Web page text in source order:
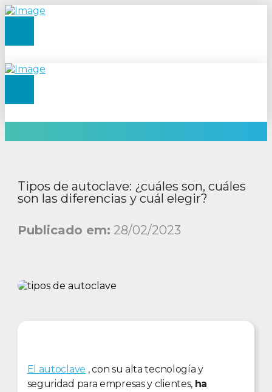
Tipos de autoclave: ¿cuáles son, cuáles
son las diferencias y cuál elegir?
Publicado em: 28/02/2023
El autoclave , con su alta tecnología y
seguridad para empresas y clientes, ha